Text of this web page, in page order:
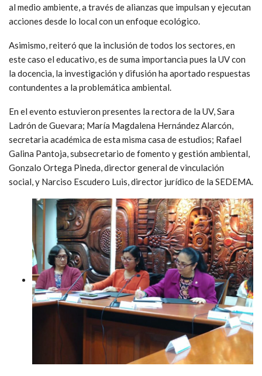
al medio ambiente, a través de alianzas que impulsan y ejecutan
acciones desde lo local con un enfoque ecológico.
Asimismo, reiteró que la inclusión de todos los sectores, en
este caso el educativo, es de suma importancia pues la UV con
la docencia, la investigación y difusión ha aportado respuestas
contundentes a la problemática ambiental.
En el evento estuvieron presentes la rectora de la UV, Sara
Ladrón de Guevara; María Magdalena Hernández Alarcón,
secretaria académica de esta misma casa de estudios; Rafael
Galina Pantoja, subsecretario de fomento y gestión ambiental,
Gonzalo Ortega Pineda, director general de vinculación
social, y Narciso Escudero Luis, director jurídico de la SEDEMA.